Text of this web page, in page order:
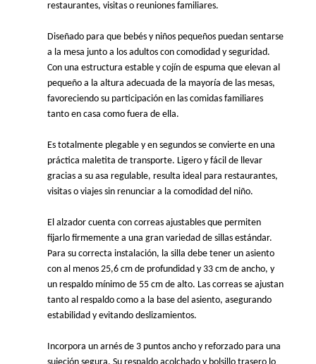
restaurantes, visitas o reuniones familiares.
Diseñado para que bebés y niños pequeños puedan sentarse
a la mesa junto a los adultos con comodidad y seguridad.
Con una estructura estable y cojín de espuma que elevan al
pequeño a la altura adecuada de la mayoría de las mesas,
favoreciendo su participación en las comidas familiares
tanto en casa como fuera de ella.
Es totalmente plegable y en segundos se convierte en una
práctica maletita de transporte. Ligero y fácil de llevar
gracias a su asa regulable, resulta ideal para restaurantes,
visitas o viajes sin renunciar a la comodidad del niño.
El alzador cuenta con correas ajustables que permiten
fijarlo firmemente a una gran variedad de sillas estándar.
Para su correcta instalación, la silla debe tener un asiento
con al menos 25,6 cm de profundidad y 33 cm de ancho, y
un respaldo mínimo de 55 cm de alto. Las correas se ajustan
tanto al respaldo como a la base del asiento, asegurando
estabilidad y evitando deslizamientos.
Incorpora un arnés de 3 puntos ancho y reforzado para una